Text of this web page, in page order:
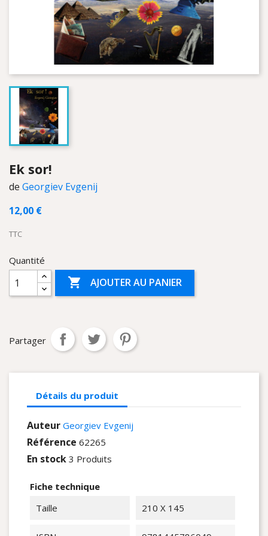
Ek sor!
de Georgiev Evgenij
12,00 €
TTC
Quantité
 AJOUTER AU PANIER
Partager
Détails du produit
Auteur Georgiev Evgenij
Référence 62265
En stock 3 Produits
Fiche technique
Taille
210 X 145